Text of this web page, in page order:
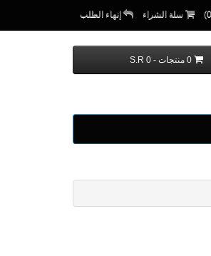
سلة الشراء إنهاء الطلب
0 منتجات - S.R 0